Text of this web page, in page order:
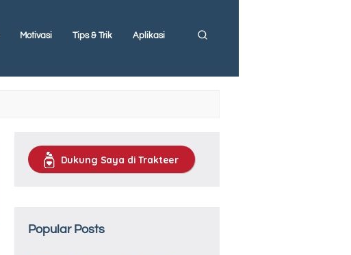
Motivasi Tips & Trik Aplikasi
Dukung Saya di Trakteer
Popular Posts